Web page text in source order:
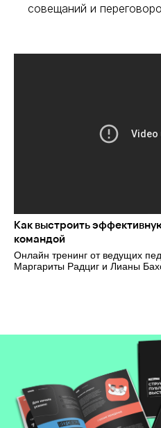
совещаний и
Как выстроить
командой
Онлайн тренинг от ведущих
Маргариты Радциг и Лианы